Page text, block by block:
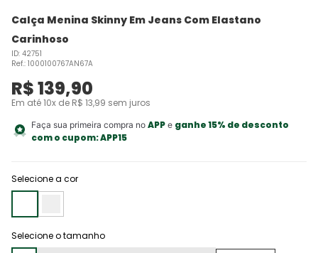
Calça Menina Skinny Em Jeans Com Elastano
Carinhoso
ID: 42751
Ref.: 1000100767AN67A
R$139,90
Em até10x de R$ 13,99 sem juros
Faça sua primeira compra no APPe ganhe 15% de desconto
com o cupom:APP15
Selecione a cor